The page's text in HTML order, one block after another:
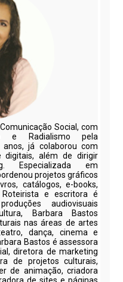
Social, com
e Radialismo pela
anos, já colaborou com
digitais, além de dirigir
Especializada em
projetos gráficos
catálogos, e-books,
e escritora é
audiovisuais
Barbara Bastos
nas áreas de artes
dança, cinema e
Bastos é assessora
diretora de marketing
de projetos culturais,
de animação, criadora